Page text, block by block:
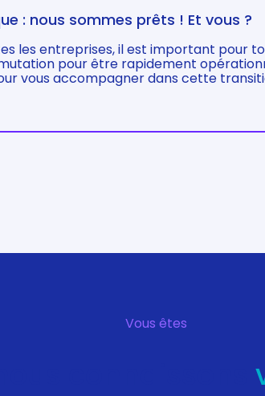
: nous sommes prêts ! Et vous ?
les entreprises, il est important pour
pour être rapidement
vous accompagner dans cette
Vous êtes